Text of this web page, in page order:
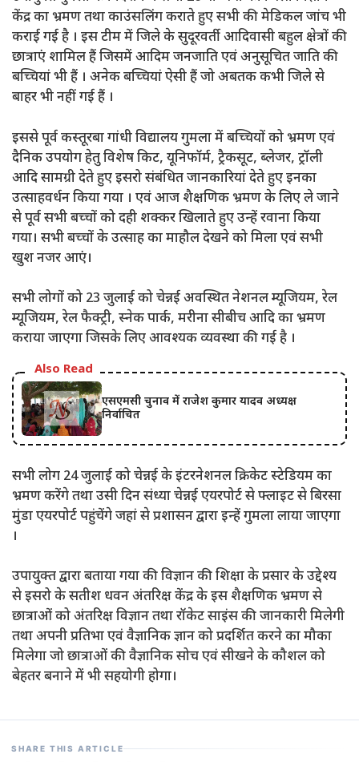
केंद्र का भ्रमण तथा काउंसलिंग कराते हुए सभी की मेडिकल जांच भी
कराई गई है । इस टीम में जिले के सुदूरवर्ती आदिवासी बहुल क्षेत्रों की
छात्राएं शामिल हैं जिसमें आदिम जनजाति एवं अनुसूचित जाति की
बच्चियां भी हैं । अनेक बच्चियां ऐसी हैं जो अबतक कभी जिले से
बाहर भी नहीं गई हैं ।
इससे पूर्व कस्तूरबा गांधी विद्यालय गुमला में बच्चियों को भ्रमण एवं
दैनिक उपयोग हेतु विशेष किट, यूनिफॉर्म, ट्रैकसूट, ब्लेजर, ट्रॉली
आदि सामग्री देते हुए इसरो संबंधित जानकारियां देते हुए इनका
उत्साहवर्धन किया गया । एवं आज शैक्षणिक भ्रमण के लिए ले जाने
से पूर्व सभी बच्चों को दही शक्कर खिलाते हुए उन्हें रवाना किया
गया। सभी बच्चों के उत्साह का माहौल देखने को मिला एवं सभी
खुश नजर आएं।
सभी लोगों को 23 जुलाई को चेन्नई अवस्थित नेशनल म्यूजियम, रेल
म्यूजियम, रेल फैक्ट्री, स्नेक पार्क, मरीना सीबीच आदि का भ्रमण
कराया जाएगा जिसके लिए आवश्यक व्यवस्था की गई है ।
Also Read
एसएमसी चुनाव में राजेश कुमार यादव अध्यक्ष
निर्वाचित
सभी लोग 24 जुलाई को चेन्नई के इंटरनेशनल क्रिकेट स्टेडियम का
भ्रमण करेंगे तथा उसी दिन संध्या चेन्नई एयरपोर्ट से फ्लाइट से बिरसा
मुंडा एयरपोर्ट पहुंचेंगे जहां से प्रशासन द्वारा इन्हें गुमला लाया जाएगा
।
उपायुक्त द्वारा बताया गया की विज्ञान की शिक्षा के प्रसार के उद्देश्य
से इसरो के सतीश धवन अंतरिक्ष केंद्र के इस शैक्षणिक भ्रमण से
छात्राओं को अंतरिक्ष विज्ञान तथा रॉकेट साइंस की जानकारी मिलेगी
तथा अपनी प्रतिभा एवं वैज्ञानिक ज्ञान को प्रदर्शित करने का मौका
मिलेगा जो छात्राओं की वैज्ञानिक सोच एवं सीखने के कौशल को
बेहतर बनाने में भी सहयोगी होगा।
SHARE THIS ARTICLE